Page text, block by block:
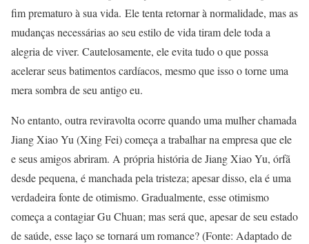
fim prematuro à sua vida. Ele tenta retornar à normalidade, mas as
mudanças necessárias ao seu estilo de vida tiram dele toda a
alegria de viver. Cautelosamente, ele evita tudo o que possa
acelerar seus batimentos cardíacos, mesmo que isso o torne uma
mera sombra de seu antigo eu.
No entanto, outra reviravolta ocorre quando uma mulher chamada
Jiang Xiao Yu (Xing Fei) começa a trabalhar na empresa que ele
e seus amigos abriram. A própria história de Jiang Xiao Yu, órfã
desde pequena, é manchada pela tristeza; apesar disso, ela é uma
verdadeira fonte de otimismo. Gradualmente, esse otimismo
começa a contagiar Gu Chuan; mas será que, apesar de seu estado
de saúde, esse laço se tornará um romance? (Fonte: Adaptado de